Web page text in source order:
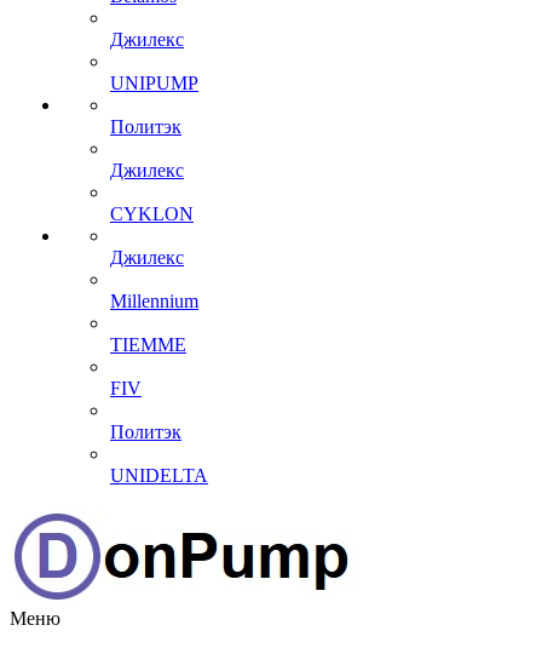
Джилекс
UNIPUMP
Политэк
Джилекс
CYKLON
Джилекс
Millennium
TIEMME
FIV
Политэк
UNIDELTA
Меню